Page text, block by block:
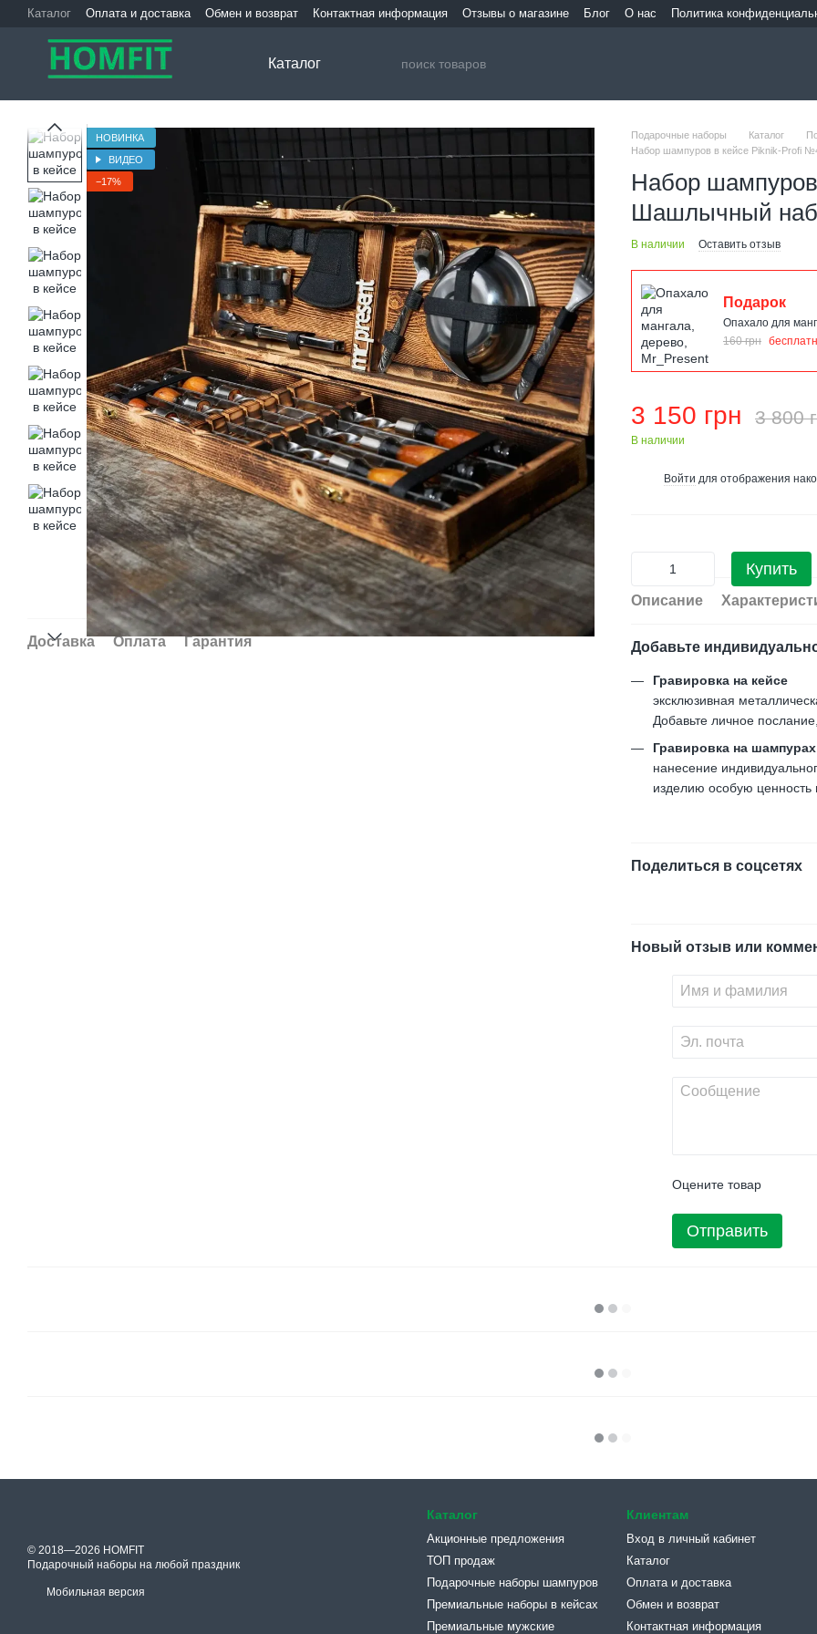
Перейти к основному контенту
Каталог Оплата и доставка Обмен и возврат Контактная информация Отзывы о магазине Блог О нас Политика
Каталог
НОВИНКА
ВИДЕО
−17%
Доставка Оплата Гарантия
Подарочные наборы Каталог
Набор шампуров в кейсе Piknik-Profi
Набор
Шашлычный
В наличии Оставить отзыв
Подарок
Опахало для
160 грн
3 150 грн 3 800
В наличии
Войти для отображения
Купить
Описание
Добавьте
Гравировка на кейсе
эксклюзивная
Добавьте личное
Гравировка на шампурах
нанесение
изделию особую ценность
Поделиться в соцсетях
Новый отзыв или
Оцените товар
Отправить
© 2018—2026 HOMFIT
Подарочный наборы на любой праздник
Мобильная версия
Каталог
Акционные предложения
ТОП продаж
Подарочные наборы шампуров
Премиальные наборы в кейсах
Премиальные мужские
Клиентам
Вход в личный кабинет
Каталог
Оплата и доставка
Обмен и возврат
Контактная информация